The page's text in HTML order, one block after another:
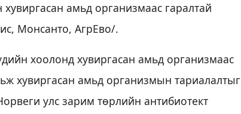
амьд организмаас гаралтай
Монсанто, АгрЕво/.
хоолонд хувиргасан амьд организмаас
хувиргасан амьд организмын тариалалтыг
улс зарим төрлийн антибиотект